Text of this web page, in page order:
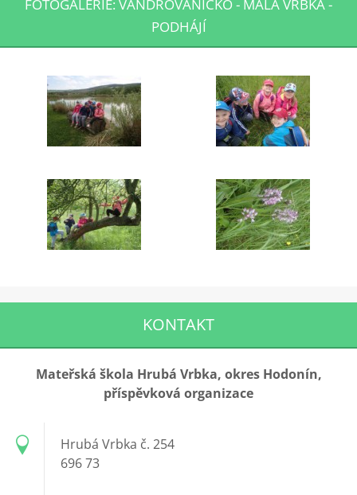
FOTOGALERIE: VANDROVÁNÍČKO - MALÁ VRBKA -
PODHÁJÍ
KONTAKT
Mateřská škola Hrubá Vrbka, okres Hodonín,
příspěvková organizace
Hrubá Vrbka č. 254
696 73